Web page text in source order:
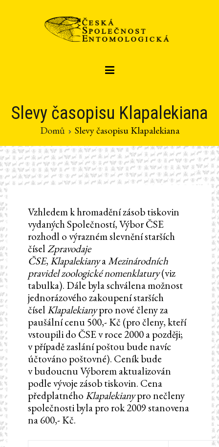
Slevy časopisu Klapalekiana
Domů Slevy časopisu Klapalekiana
Vzhledem k hromadění zásob tiskovin
vydaných Společností, Výbor ČSE
rozhodl o výrazném slevnění starších
číselZpravodaje
ČSE, KlapalekianyaMezinárodních
pravidel zoologické nomenklatury(viz
tabulka). Dále byla schválena možnost
jednorázového zakoupení starších
čísel Klapalekianypro nové členy za
paušální cenu 500,- Kč (pro členy, kteří
vstoupili do ČSE v roce 2000 a později;
v případě zaslání poštou bude navíc
účtováno poštovné). Ceník bude
v budoucnu Výborem aktualizován
podle vývoje zásob tiskovin. Cena
předplatného Klapalekianypro nečleny
společnosti byla pro rok 2009 stanovena
na 600,- Kč.